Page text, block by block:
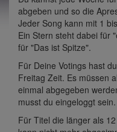
abgeben und so die
Jeder Song kann mit 1
Ein Stern steht dabei für
für "Das ist Spitze".
Für Deine Votings hast
Freitag Zeit. Es müssen
einmal abgegeben
musst du eingeloggt sein.
Für Titel die länger als